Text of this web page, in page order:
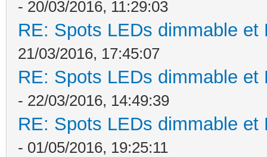
- 20/03/2016, 11:29:03
RE: Spots LEDs dimmable
21/03/2016, 17:45:07
RE: Spots LEDs dimmable
- 22/03/2016, 14:49:39
RE: Spots LEDs dimmable
- 01/05/2016, 19:25:11